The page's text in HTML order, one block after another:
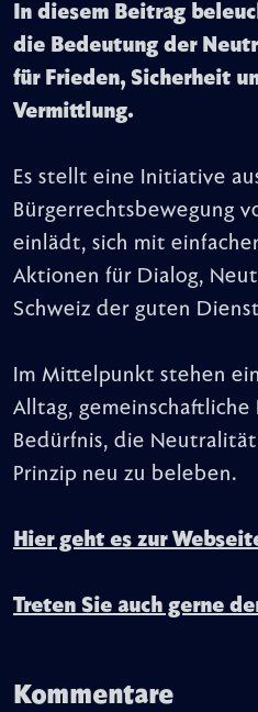
In diesem Beitrag
die Bedeutung der
für Frieden, Sicherheit
Vermittlung.
Es stellt eine Initiative
Bürgerrechtsbewegung
einlädt, sich mit
Aktionen für Dialog,
Schweiz der guten
Im Mittelpunkt stehen
Alltag, gemeinschaftliche
Bedürfnis, die
Prinzip neu zu beleben.
Hier geht es zur
Treten Sie auch gerne
Kommentare